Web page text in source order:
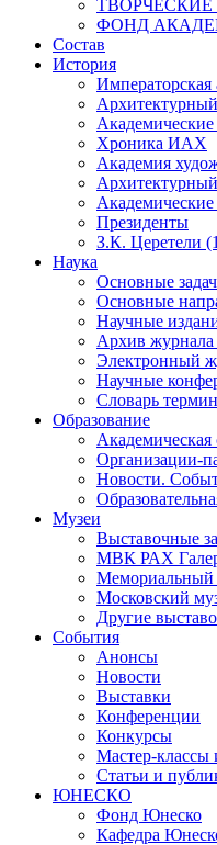
ФОНД
Состав
История
Императорская
Хроника ИАХ
Академия
Президенты
З.К. Церетели
Наука
Основные
Основные
Научные
Архив
Электронный
Научные
Словарь
Образование
Академическая
Организации-
Новости.
Музеи
Выставочные
МВК РАХ
Мемориальный
Московский
Другие
События
Анонсы
Новости
Выставки
Конференции
Конкурсы
Мастер-классы
Статьи и
ЮНЕСКО
Фонд Юнеско
Кафедра